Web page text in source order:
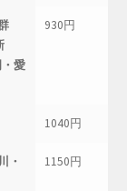
愛
930円
1040円
・
1150円